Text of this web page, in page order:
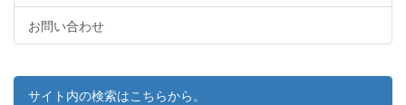
お問い合わせ
サイト内の検索はこちらから。